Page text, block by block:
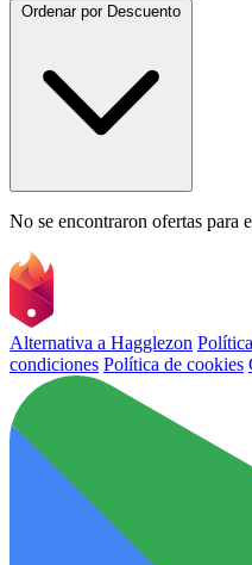
Ordenar por Descuento
No se encontraron ofertas para
Alternativa a Hagglezon
condiciones Política de cookies